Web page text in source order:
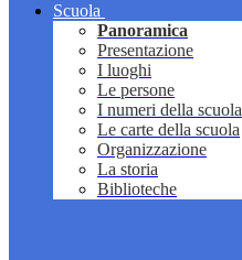
Scuola
Panoramica
Presentazione
I luoghi
Le persone
I numeri della scuola
Le carte della scuola
Organizzazione
La storia
Biblioteche